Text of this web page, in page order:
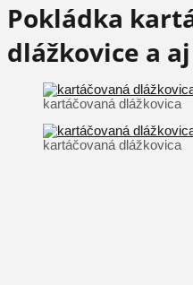
Pokládka
dlážkovice a
kartáčovaná dlážkovica
kartáčovaná dlážkovica